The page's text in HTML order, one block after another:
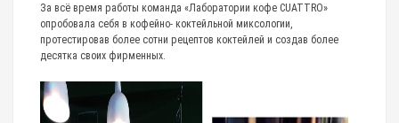
За всё время работы команда «Лаборатории кофе CUATTRO»
опробовала себя в кофейно- коктейльной миксологии,
протестировав более сотни рецептов коктейлей и создав более
десятка своих фирменных.